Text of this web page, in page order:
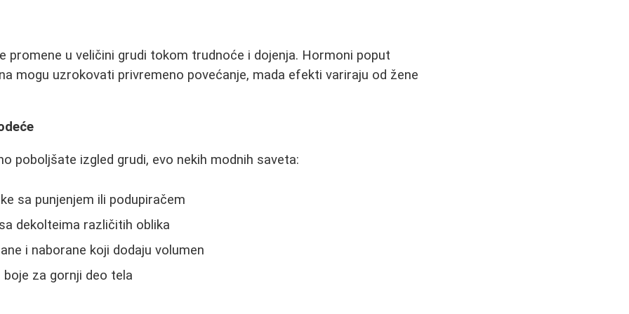
promene u veličini grudi tokom trudnoće i dojenja. Hormoni poput
mogu uzrokovati privremeno povećanje, mada efekti variraju od žene
poboljšate izgled grudi, evo nekih modnih saveta:
sa punjenjem ili podupiračem
dekolteima različitih oblika
i naborane koji dodaju volumen
za gornji deo tela